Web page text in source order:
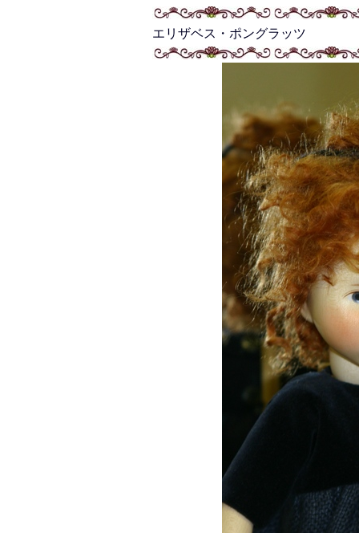
エリザベス・ポングラッツ